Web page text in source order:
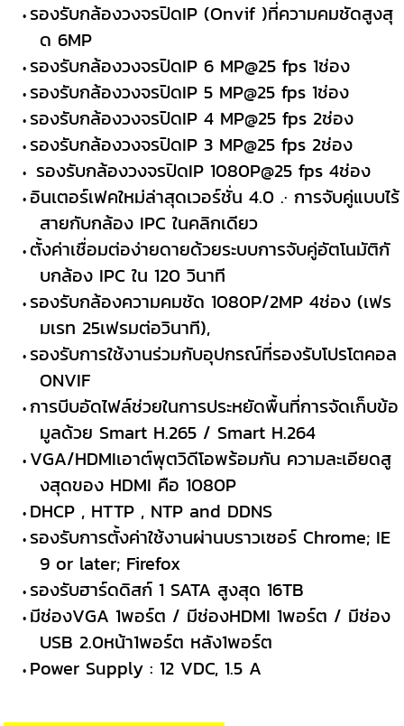
รองรับกล้องวงจรปิดIP (Onvif )ที่ความคมชัดสูงสุ
ด 6MP
รองรับกล้องวงจรปิดIP 6 MP@25 fps 1ช่อง
รองรับกล้องวงจรปิดIP 5 MP@25 fps 1ช่อง
รองรับกล้องวงจรปิดIP 4 MP@25 fps 2ช่อง
รองรับกล้องวงจรปิดIP 3 MP@25 fps 2ช่อง
รองรับกล้องวงจรปิดIP 1080P@25 fps 4ช่อง
อินเตอร์เฟคใหม่ล่าสุดเวอร์ชั่น 4.0 .· การจับคู่แบบไร้
สายกับกล้อง IPC ในคลิกเดียว
ตั้งค่าเชื่อมต่อง่ายดายด้วยระบบการจับคู่อัตโนมัติกั
บกล้อง IPC ใน 120 วินาที
รองรับกล้องความคมชัด 1080P/2MP 4ช่อง (เฟร
มเรท 25เฟรมต่อวินาที),
รองรับการใช้งานร่วมกับอุปกรณ์ที่รองรับโปรโตคอล
ONVIF
การบีบอัดไฟล์ช่วยในการประหยัดพื้นที่การจัดเก็บข้อ
มูลด้วย Smart H.265 / Smart H.264
VGA/HDMIเอาต์พุตวิดีโอพร้อมกัน ความละเอียดสู
งสุดของ HDMI คือ 1080P
DHCP , HTTP , NTP and DDNS
รองรับการตั้งค่าใช้งานผ่านบราวเซอร์ Chrome; IE
9 or later; Firefox
รองรับฮาร์ดดิสก์ 1 SATA สูงสุด 16TB
มีช่องVGA 1พอร์ต / มีช่องHDMI 1พอร์ต / มีช่อง
USB 2.0หน้า1พอร์ต หลัง1พอร์ต
Power Supply : 12 VDC, 1.5 A